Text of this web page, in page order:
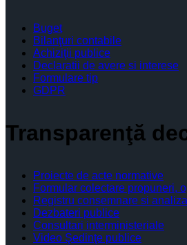
Buget
Bilanţuri contabile
Achiziţii publice
Declaratii de avere si interese
Formulare tip
GDPR
Transparenţă
Proiecte de acte normative
Formular colectare propuneri,
Registru consemnare si
Dezbateri publice
Consultari interministeriale
Video Şedinţe publice